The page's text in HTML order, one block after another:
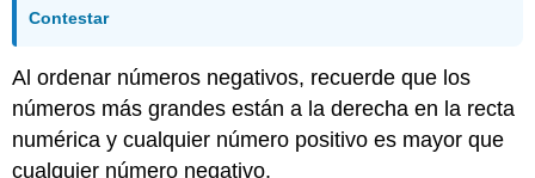
Contestar
Al ordenar números negativos, recuerde que los
números más grandes están a la derecha en la recta
numérica y cualquier número positivo es mayor que
cualquier número negativo.